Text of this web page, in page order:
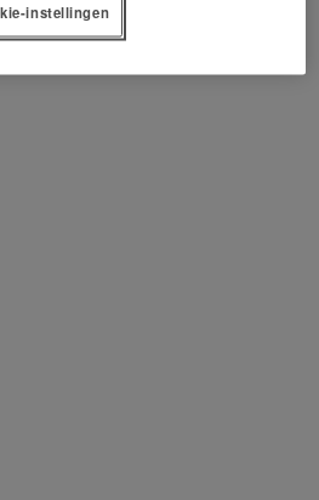
instellingen